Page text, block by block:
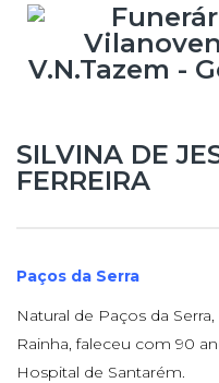
SILVINA DE
FERREIRA
Paços da Serra
Natural de Paços da
Rainha, faleceu com 90
Hospital de Santarém.